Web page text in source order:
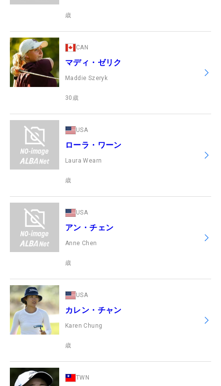
歳
CAN
マディ・ゼリク
Maddie Szeryk
30 歳
USA
ローラ・ワーン
Laura Wearn
歳
USA
アン・チェン
Anne Chen
歳
USA
カレン・チャン
Karen Chung
歳
TWN